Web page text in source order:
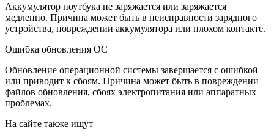
Аккумулятор ноутбука не заряжается или заряжается
медленно. Причина может быть в неисправности зарядного
устройства, повреждении аккумулятора или плохом контакте.
Ошибка обновления ОС
Обновление операционной системы завершается с ошибкой
или приводит к сбоям. Причина может быть в повреждении
файлов обновления, сбоях электропитания или аппаратных
проблемах.
На сайте также ищут